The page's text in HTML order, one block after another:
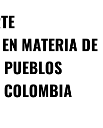
MATERIA DE
COLOMBIA